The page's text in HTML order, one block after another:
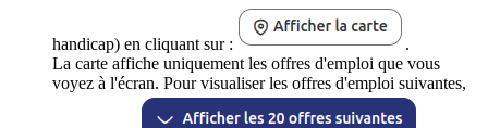
handicap) en cliquant sur :
.
La carte affiche uniquement les offres d'emploi que vous
voyez à l'écran. Pour visualiser les offres d'emploi suivantes,